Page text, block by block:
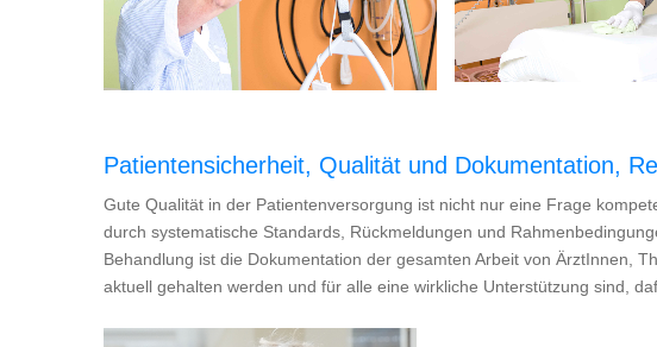
Patientensicherheit, Qualität und Dokumentation,
Gute Qualität in der Patientenversorgung ist nicht nur eine Frage
durch systematische Standards, Rückmeldungen und
Behandlung ist die Dokumentation der gesamten Arbeit von ÄrztInnen,
aktuell gehalten werden und für alle eine wirkliche Unterstützung sind,